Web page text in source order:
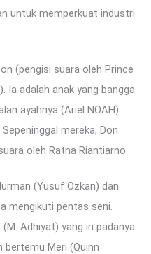
untuk memperkuat industri
(pengisi suara oleh Prince
Ia adalah anak yang bangga
ayahnya (Ariel NOAH)
mereka, Don
oleh Ratna Riantiarno.
(Yusuf Ozkan) dan
mengikuti pentas seni.
Adhiyat) yang iri padanya.
bertemu Meri (Quinn